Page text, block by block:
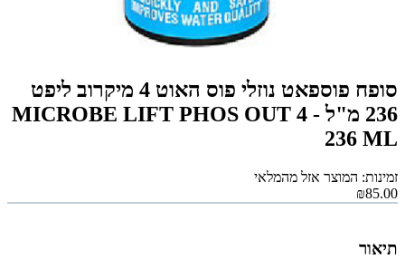
סופח פוספאט נוזלי פוס האוט 4 מיקרוב ליפט
236 מ"ל - MICROBE LIFT PHOS OUT 4
236 ML
זמינות: המוצר אזל מהמלאי
₪85.00
תיאור